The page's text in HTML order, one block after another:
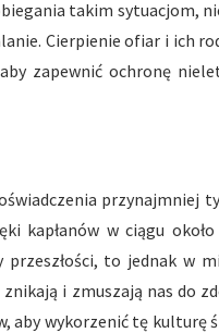
takim sytuacjom,
Cierpienie ofiar i ich
zapewnić ochronę
przynajmniej
kapłanów w ciągu
to jednak w
i zmuszają nas do
aby wykorzenić tę kulturę